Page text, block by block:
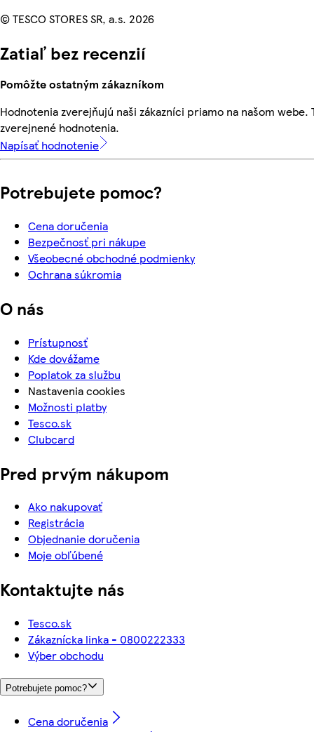
© TESCO STORES SR, a.s. 2026
Zatiaľ bez recenzií
Pomôžte ostatným zákazníkom
Hodnotenia zverejňujú naši zákazníci priamo na našom webe.
zverejnené hodnotenia.
Napísať hodnotenie
Potrebujete pomoc?
Cena doručenia
Bezpečnosť pri nákupe
Všeobecné obchodné podmienky
Ochrana súkromia
O nás
Prístupnosť
Kde dovážame
Poplatok za službu
Nastavenia cookies
Možnosti platby
Tesco.sk
Clubcard
Pred prvým nákupom
Ako nakupovať
Registrácia
Objednanie doručenia
Moje obľúbené
Kontaktujte nás
Tesco.sk
Zákaznícka linka - 0800222333
Výber obchodu
Potrebujete pomoc?
Cena doručenia